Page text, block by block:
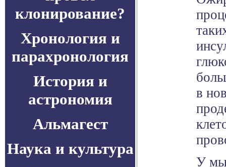
клонирование?
Хронология и
парахронология
История и
астрономия
Альмагест
Наука и культура
в
У